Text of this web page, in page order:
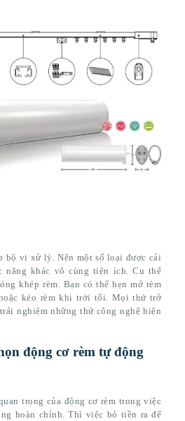
bộ vi xử lý. Nên một số loại được cải
năng khác vô cùng tiện ích. Cụ thể
khép rèm. Bạn có thể hẹn mở rèm
kéo rèm khi trời tối. Mọi thứ trở
nghiệm những thứ công nghệ hiện
động cơ rèm tự động
trọng của động cơ rèm trong việc
hoàn chỉnh. Thì việc bỏ tiền ra để